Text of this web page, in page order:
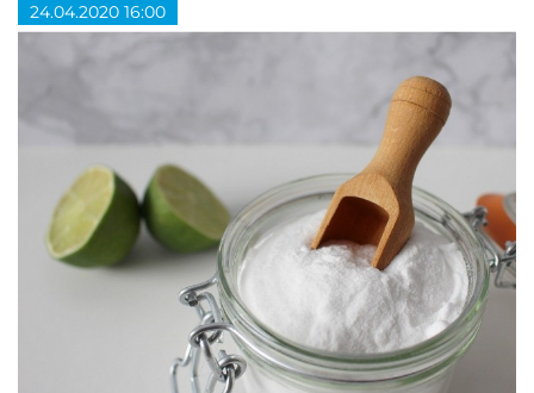
24.04.2020 16:00